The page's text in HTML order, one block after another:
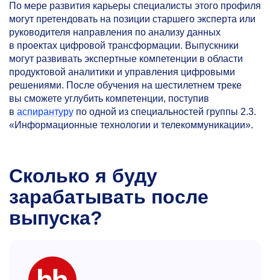
По мере развития карьеры специалисты этого профиля
могут претендовать на позиции старшего эксперта или
руководителя направления по анализу данных
в проектах цифровой трансформации. Выпускники
могут развивать экспертные компетенции в области
продуктовой аналитики и управления цифровыми
решениями. После обучения на шестилетнем треке
вы сможете углубить компетенции, поступив
в аспирантуру по одной из специальностей группы 2.3.
«Информационные технологии и телекоммуникации».
Сколько я буду
зарабатывать после
выпуска?